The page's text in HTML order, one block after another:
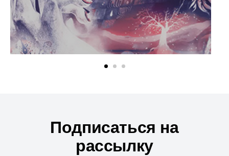
Подписаться на
рассылку